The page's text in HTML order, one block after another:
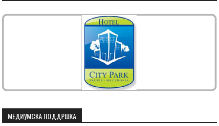
МЕДИУМСКА ПОДДРШКА